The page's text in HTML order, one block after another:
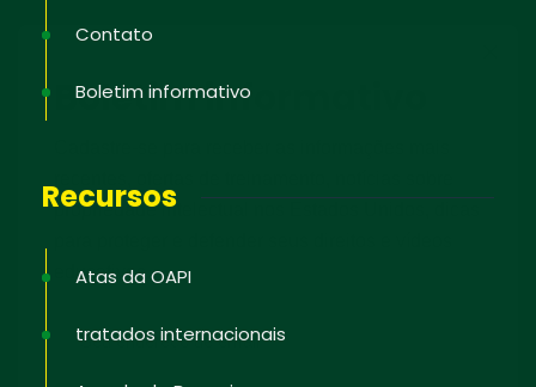
Contato
Boletim informativo
Recursos
Atas da OAPI
tratados internacionais
Boletim informativo
propriedade intelectual nos Estados Unidos, dicas
educativos.